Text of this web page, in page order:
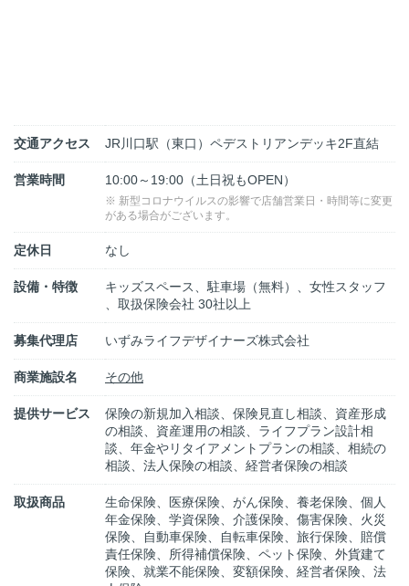
交通アクセス JR川口駅（東口）ペデストリアンデッキ2F直結
営業時間 10:00～19:00（土日祝もOPEN）
※ 新型コロナウイルスの影響で店舗営業日・時間等に変更
がある場合がございます。
定休日 なし
設備・特徴
キッズスペース、駐車場（無料）、女性スタッフ
、取扱保険会社 30社以上
募集代理店 いずみライフデザイナーズ株式会社
商業施設名 その他
提供サービス
保険の新規加入相談、保険見直し相談、資産形成
の相談、資産運用の相談、ライフプラン設計相
談、年金やリタイアメントプランの相談、相続の
相談、法人保険の相談、経営者保険の相談
取扱商品
生命保険、医療保険、がん保険、養老保険、個人
年金保険、学資保険、介護保険、傷害保険、火災
保険、自動車保険、自転車保険、旅行保険、賠償
責任保険、所得補償保険、ペット保険、外貨建て
保険、就業不能保険、変額保険、経営者保険、法